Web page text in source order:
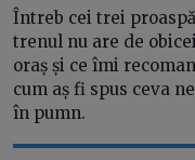
Întreb cei trei
trenul nu are de
oraș și ce îmi
cum aș fi spus ceva
în pumn.